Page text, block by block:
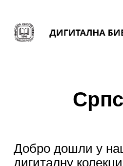
Добро дошли у
дигиталну